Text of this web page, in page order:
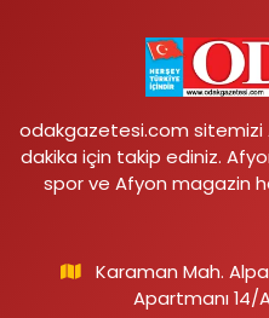
odakgazetesi.com sitemizi
dakika için takip ediniz.
spor ve Afyon magazin
Karaman Mah.
Apartmanı 14/